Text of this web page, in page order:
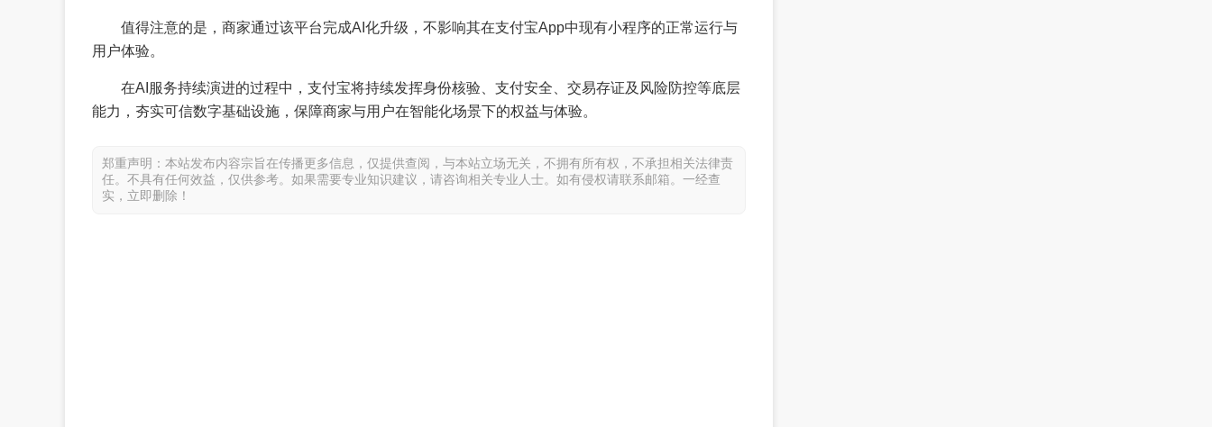
值得注意的是，商家通过该平台完成AI化升级，不影响其在支付宝App中现有小程序的正常运行与
用户体验。
在AI服务持续演进的过程中，支付宝将持续发挥身份核验、支付安全、交易存证及风险防控等底层
能力，夯实可信数字基础设施，保障商家与用户在智能化场景下的权益与体验。
郑重声明：本站发布内容宗旨在传播更多信息，仅提供查阅，与本站立场无关，不拥有所有权，不承担相关法律责
任。不具有任何效益，仅供参考。如果需要专业知识建议，请咨询相关专业人士。如有侵权请联系邮箱。一经查
实，立即删除！